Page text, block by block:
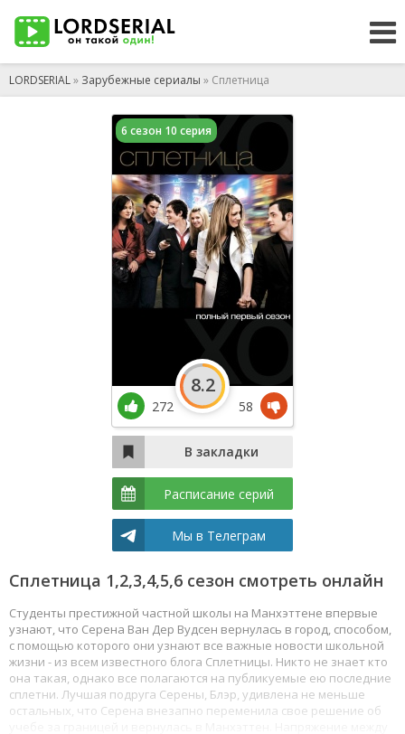
LORDSERIAL» Зарубежные сериалы » Сплетница
Сплетница 1,2,3,4,5,6 сезон смотреть онлайн
Студенты престижной частной школы на Манхэттене впервые
узнают, что Серена Ван Дер Вудсен вернулась в город, способом,
с помощью которого они узнают все важные новости школьной
жизни - из всем известного блога Сплетницы. Никто не знает кто
она такая, однако все полагаются на публикуемые ею последние
сплетни. Лучшая подруга Серены, Блэр, удивлена не меньше
остальных, что Серена внезапно переменила свое решение об
6 сезон 10 серия
272
8.2
58
Расписание серий
Мы в Телеграм